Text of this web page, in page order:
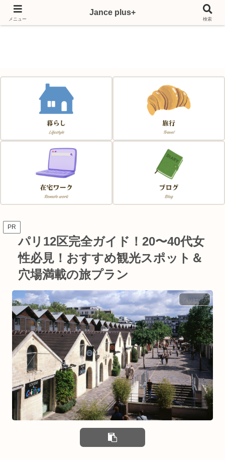
Japan & France & Chance～フランス移住応援サイト～
PR
パリ12区完全ガイド！20〜40代女
性必見！おすすめ観光スポット＆
穴場満載の旅プラン
パリ12区
メニュー
Jance plus+
検索